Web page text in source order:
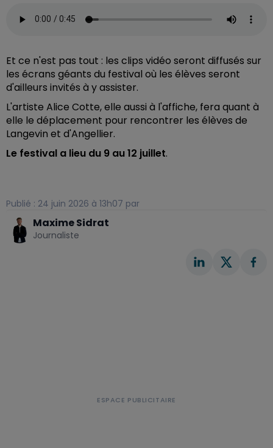
Et ce n'est pas tout : les clips vidéo seront diffusés sur
les écrans géants du festival où les élèves seront
d'ailleurs invités à y assister.
L'artiste Alice Cotte, elle aussi à l'affiche, fera quant à
elle le déplacement pour rencontrer les élèves de
Langevin et d'Angellier.
Le festival a lieu du 9 au 12 juillet.
Publié : 24 juin 2026 à 13h07 par
Maxime Sidrat
Journaliste